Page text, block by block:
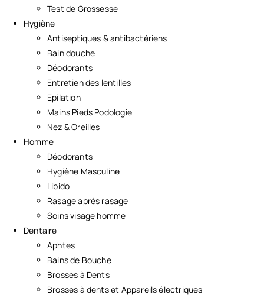
Test de Grossesse
Hygiène
Antiseptiques & antibactériens
Bain douche
Déodorants
Entretien des lentilles
Epilation
Mains Pieds Podologie
Nez & Oreilles
Homme
Déodorants
Hygiène Masculine
Libido
Rasage après rasage
Soins visage homme
Dentaire
Aphtes
Bains de Bouche
Brosses à Dents
Brosses à dents et Appareils électriques